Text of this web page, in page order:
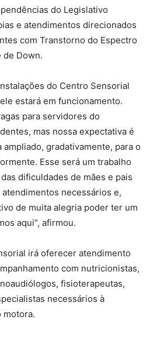
do Legislativo
e atendimentos direcionados
com Transtorno do Espectro
de Down.
do Centro Sensorial
estará em funcionamento.
para servidores do
mas nossa expectativa é
gradativamente, para o
Esse será um trabalho
dificuldades de mães e pais
necessários e,
de muita alegria poder ter um
aqui”, afirmou.
irá oferecer atendimento
com nutricionistas,
fisioterapeutas,
necessários à
motora.